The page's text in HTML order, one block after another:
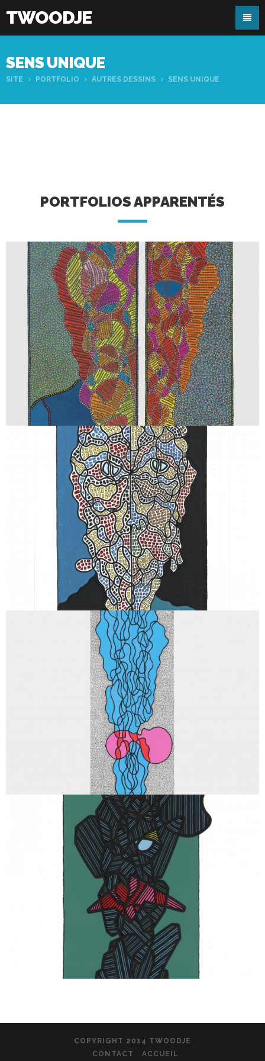
TWOODJE
SENS UNIQUE
SITE PORTFOLIO AUTRES DESSINS SENS UNIQUE
PORTFOLIOS APPARENTÉS
COPYRIGHT 2014 TWOODJE
CONTACT
ACCUEIL